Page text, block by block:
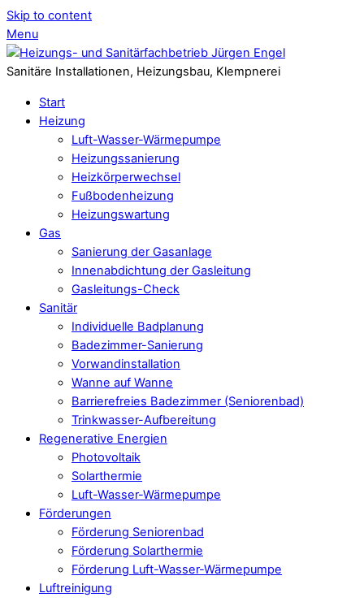
Skip to content
Menu
Sanitäre Installationen, Heizungsbau, Klempnerei
Start
Heizung
Luft-Wasser-Wärmepumpe
Heizungssanierung
Heizkörperwechsel
Fußbodenheizung
Heizungswartung
Gas
Sanierung der Gasanlage
Innenabdichtung der Gasleitung
Gasleitungs-Check
Sanitär
Individuelle Badplanung
Badezimmer-Sanierung
Vorwandinstallation
Wanne auf Wanne
Barrierefreies Badezimmer (Seniorenbad)
Trinkwasser-Aufbereitung
Regenerative Energien
Photovoltaik
Solarthermie
Luft-Wasser-Wärmepumpe
Förderungen
Förderung Seniorenbad
Förderung Solarthermie
Förderung Luft-Wasser-Wärmepumpe
Luftreinigung